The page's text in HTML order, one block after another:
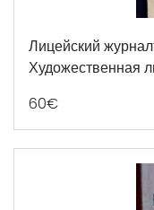
Лицейский
Художественная
60€